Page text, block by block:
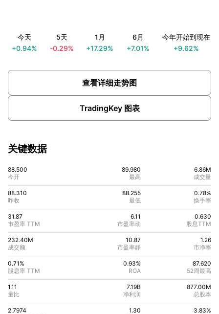
查看详细走势图
TradingKey 图表
今天
+0.94%
5天
-0.29%
1月
+17.29%
6月
+7.01%
今年开始到现在
+9.62%
关键数据
88.500
今开
89.980
最高
6.86M
成交量
31.87
市盈率 TTM
6.11
市盈率动
0.630
股息TTM
0.78%
换手率
88.310
昨收
88.255
最低
232.40M
成交额
10.87
市盈率静
1.26
市净率
0.71%
股息率 TTM
0.93%
ROA
87.620
52周最高
1.11
量比
7.19B
净利润
877.00M
总股本
2.7974
1.30
3.83%